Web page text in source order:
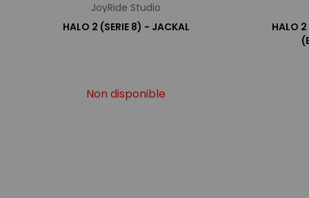
JoyRide Studio
HALO 2 (SERIE 8) - JACKAL
Non disponible
HALO